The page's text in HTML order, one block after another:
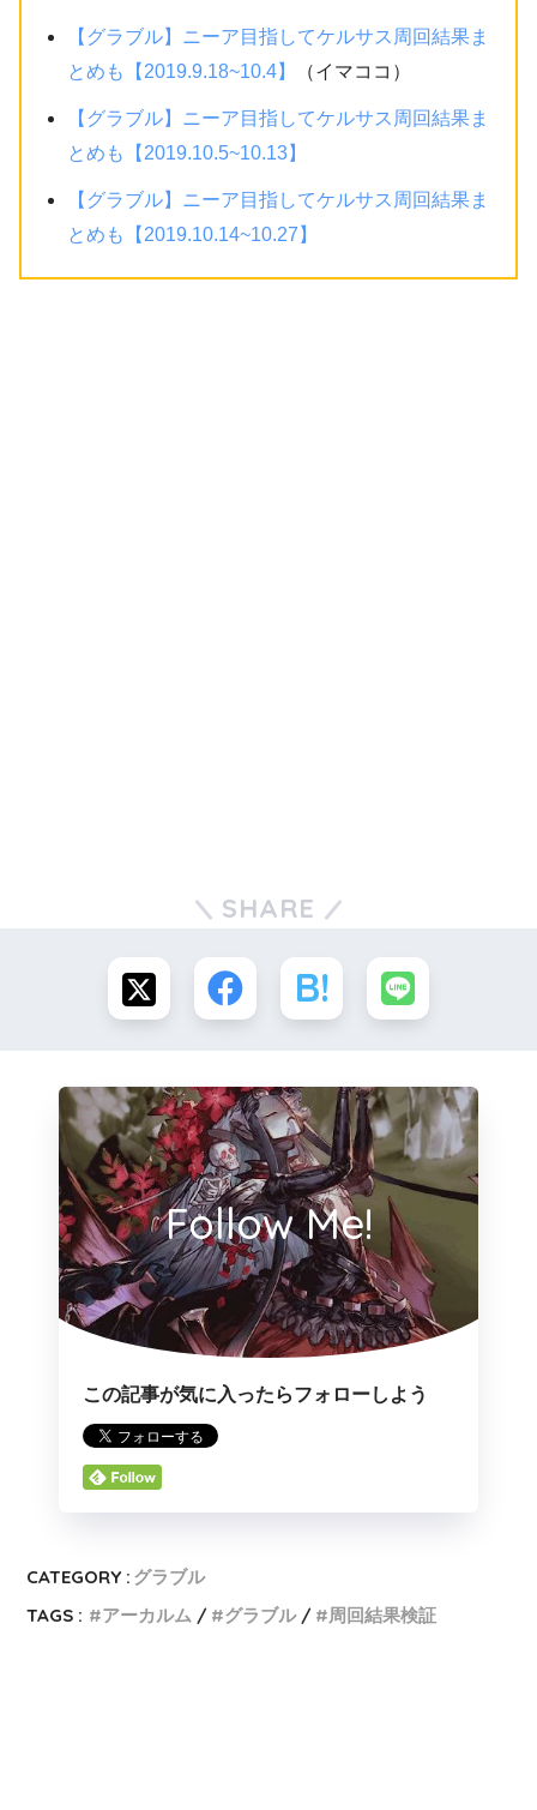
【グラブル】ニーア目指してケルサス周回結果ま
とめも【2019.9.18~10.4】
（イマココ）
【グラブル】ニーア目指してケルサス周回結果ま
とめも【2019.10.5~10.13】
【グラブル】ニーア目指してケルサス周回結果ま
とめも【2019.10.14~10.27】
SHARE
Follow Me!
この記事が気に入ったらフォローしよう
CATEGORY : グラブル
TAGS :
アーカルム グラブル 周回結果検証